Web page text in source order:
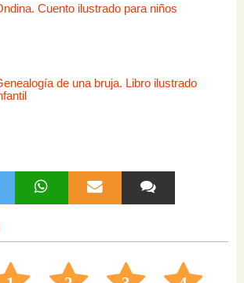
Cuento ilustrado para niños
de una bruja. Libro ilustrado